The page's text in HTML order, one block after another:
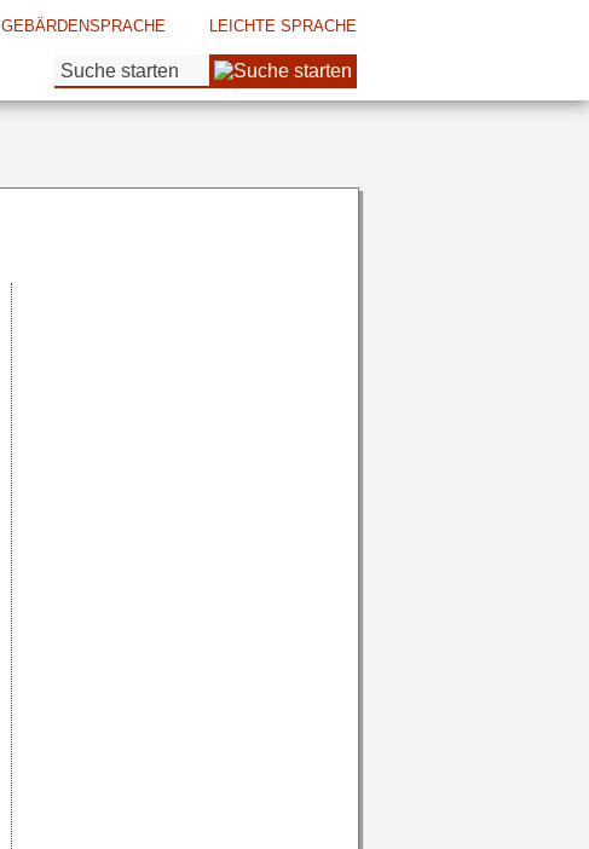
GEBÄRDENSPRACHE LEICHTE SPRACHE
Suche: